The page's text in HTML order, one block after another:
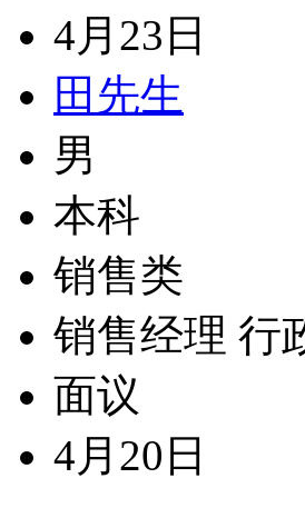
4月23日
田先生
男
本科
销售类
销售经理 行
面议
4月20日